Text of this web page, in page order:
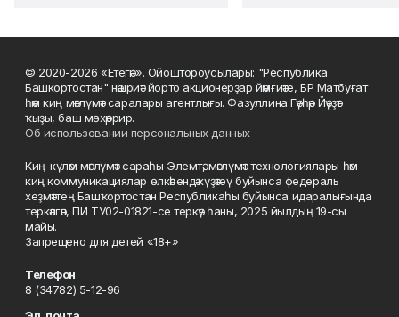
© 2020-2026 «Етегән». Ойоштороусылары: "Республика
Башкортостан" нәшриәт йорто акционерҙар йәмғиәте, БР Матбуғат
һәм киң мәғлүмәт саралары агентлығы. Фазуллина Гәүһәр Йәүҙәт
ҡыҙы, баш мөхәррир.
Об использовании персональных данных
Киң-күләм мәғлүмәт сараһы Элемтә, мәғлүмәт технологиялары һәм
киң коммуникациялар өлкәһендә күҙәтеү буйынса федераль
хеҙмәттең Башҡортостан Республикаһы буйынса идаралығында
теркәлгән, ПИ ТУ02-01821-се теркәү һаны, 2025 йылдың 19-сы
майы.
Запрещено для детей «18+»
Телефон
8 (34782) 5-12-96